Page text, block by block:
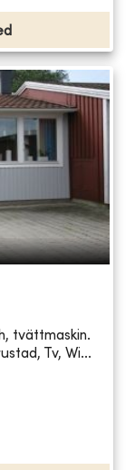
tvättmaskin.
Tv, Wi...